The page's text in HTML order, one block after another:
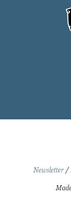
Newsletter /